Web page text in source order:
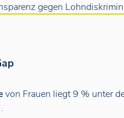
gegen
von Frauen liegt 9 % unter